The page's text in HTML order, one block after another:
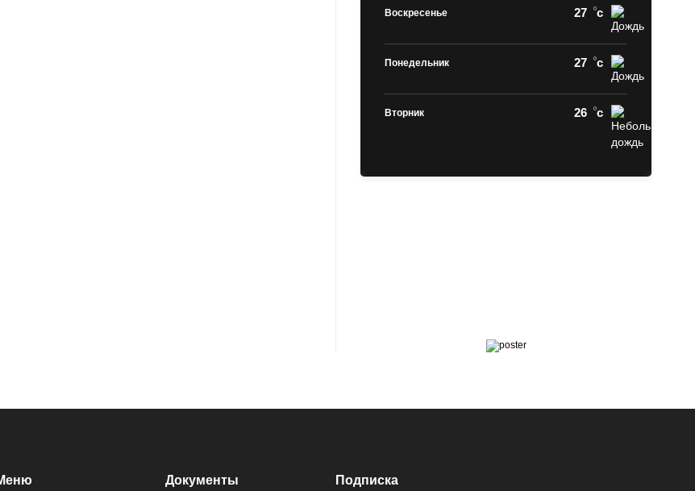
Воскресенье 27 c
Понедельник 27 c
Вторник 26 c
Документы Подписка